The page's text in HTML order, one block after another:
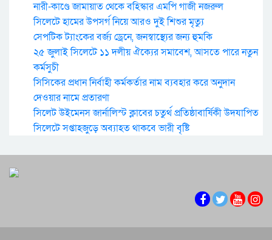
নারী-কাণ্ডে জামায়াত থেকে বহিস্কার এমপি গাজী নজরুল
সিলেটে হামের উপসর্গ নিয়ে আরও দুই শিশুর মৃত্যু
সেপটিক ট্যাংকের বর্জ্য ড্রেনে, জনস্বাস্থ্যের জন্য হুমকি
২৫ জুলাই সিলেটে ১১ দলীয় ঐক্যের সমাবেশ, আসতে পারে নতুন
কর্মসুচী
সিসিকের প্রধান নির্বাহী কর্মকর্তার নাম ব্যবহার করে অনুদান
দেওয়ার নামে প্রতারণা
সিলেট উইমেনস জার্নালিস্ট ক্লাবের চতুর্থ প্রতিষ্ঠাবার্ষিকী উদযাপিত
সিলেটে সপ্তাহজুড়ে অব্যাহত থাকবে ভারী বৃষ্টি